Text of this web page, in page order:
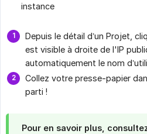
instance
Depuis le détail d’un Projet,
est visible à droite de l'IP
automatiquement le nom
Collez votre presse-papier
parti !
Pour en savoir plus,